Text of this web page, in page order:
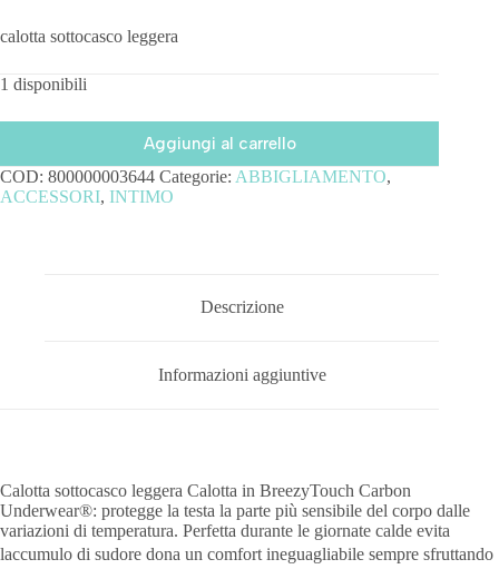
calotta sottocasco leggera
1 disponibili
Aggiungi al carrello
COD: 800000003644 Categorie: ABBIGLIAMENTO,
ACCESSORI, INTIMO
Descrizione
Informazioni aggiuntive
Calotta sottocasco leggera Calotta in BreezyTouch Carbon
Underwear®: protegge la testa la parte più sensibile del corpo dalle
variazioni di temperatura. Perfetta durante le giornate calde evita
laccumulo di sudore dona un comfort ineguagliabile sempre sfruttando